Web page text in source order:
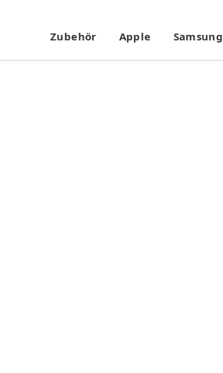
Zubehör Apple Samsung